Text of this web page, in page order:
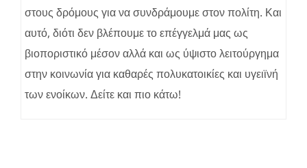
στους δρόμους για να συνδράμουμε στον πολίτη. Και
αυτό, διότι δεν βλέπουμε το επέγγελμά μας ως
βιοποριστικό μέσον αλλά και ως ύψιστο λειτούργημα
στην κοινωνία για καθαρές πολυκατοικίες και υγειϊνή
των ενοίκων. Δείτε και πιο κάτω!